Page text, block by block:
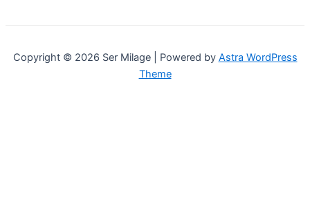
Copyright © 2026 Ser Milage | Powered by Astra WordPress
Theme